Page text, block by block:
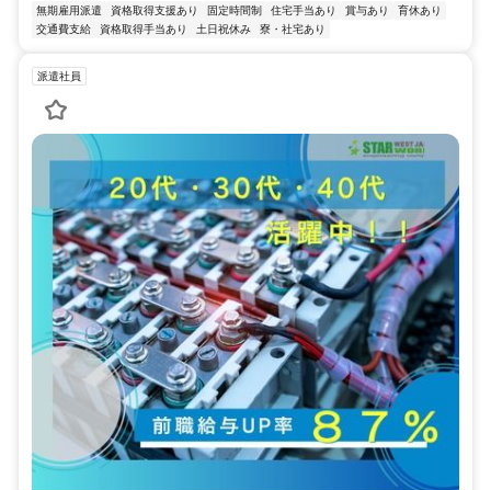
無期雇用派遣 資格取得支援あり 固定時間制 住宅手当あり 賞与あり
育休あり
交通費支給
資格取得手当あり 土日祝休み 寮・社宅あり
派遣社員